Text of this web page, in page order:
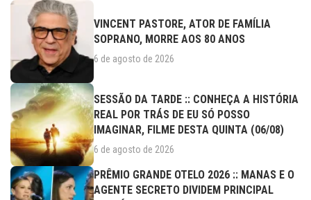
VINCENT PASTORE, ATOR DE FAMÍLIA
SOPRANO, MORRE AOS 80 ANOS
6 de agosto de 2026
SESSÃO DA TARDE :: CONHEÇA A HISTÓRIA
REAL POR TRÁS DE EU SÓ POSSO
IMAGINAR, FILME DESTA QUINTA (06/08)
6 de agosto de 2026
PRÊMIO GRANDE OTELO 2026 :: MANAS E O
AGENTE SECRETO DIVIDEM PRINCIPAL